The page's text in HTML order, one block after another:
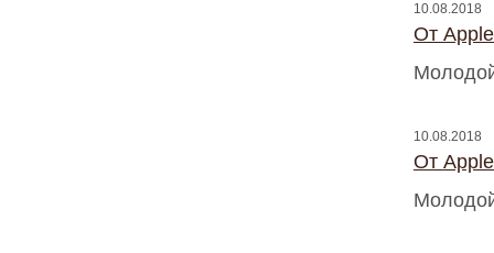
10.08.2018
От
10.08.2018
От